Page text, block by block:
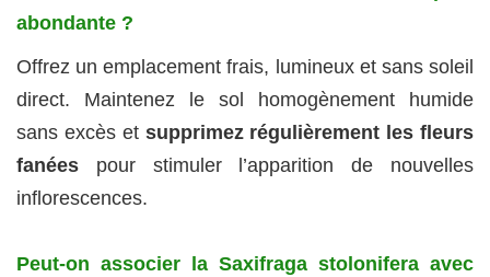
abondante ?
Offrez un emplacement frais, lumineux et sans soleil
direct. Maintenez le sol homogènement humide
sans excès et supprimez régulièrement les fleurs
fanées pour stimuler l’apparition de nouvelles
inflorescences.
Peut-on associer la Saxifraga stolonifera avec